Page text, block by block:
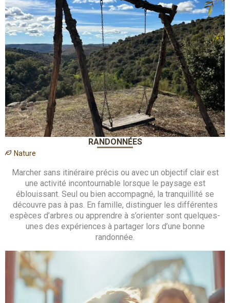
RANDONNÉES
Nature
Marcher sans itinéraire précis ou avec un objectif clair est
une activité incontournable lorsque le paysage est
éblouissant. Seul ou bien accompagné, la tranquillité se
découvre pas à pas. En famille, distinguer les différentes
espèces d’arbres ou apprendre à s’orienter sont quelques-
unes des expériences à partager lors d’une bonne
randonnée.